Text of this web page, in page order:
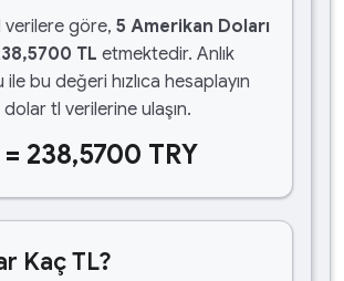
verilere göre, 5 Amerikan Doları
TL etmektedir. Anlık
bu değeri hızlıca hesaplayın
tl verilerine ulaşın.
238,5700 TRY
Kaç TL?